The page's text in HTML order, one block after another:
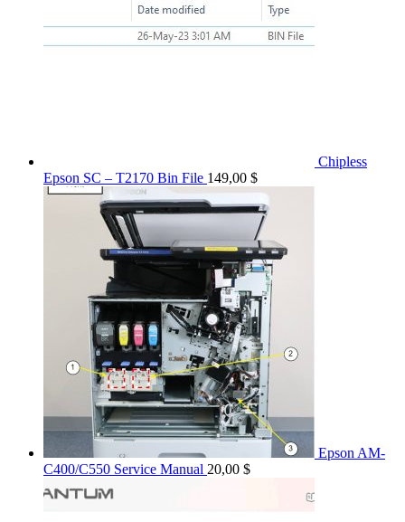
Chipless
Epson SC – T2170 Bin File 149,00 $
Epson AM-
C400/C550 Service Manual 20,00 $